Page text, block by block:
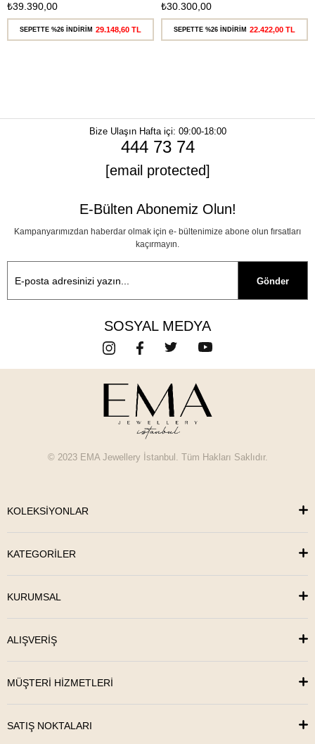
₺39.390,00
SEPETTE %26 İNDİRİM 29.148,60 TL
₺30.300,00
SEPETTE %26 İNDİRİM 22.422,00 TL
Bize Ulaşın
444 73 74
[email protected]
Hafta içi: 09:00-18:00
E-Bülten Abonemiz Olun!
Kampanyarımızdan haberdar olmak için e- bültenimize abone olun fırsatları
kaçırmayın.
Gönder
SOSYAL MEDYA
© 2023 EMA Jewellery İstanbul. Tüm Hakları Saklıdır.
KOLEKSİYONLAR
KATEGORİLER
KURUMSAL
ALIŞVERİŞ
MÜŞTERİ HİZMETLERİ
SATIŞ NOKTALARI